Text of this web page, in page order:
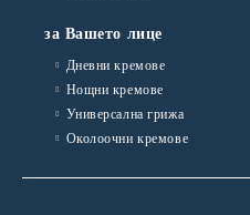
за Вашето лице
Дневни кремове
Нощни кремове
Универсална грижа
Околоочни кремове